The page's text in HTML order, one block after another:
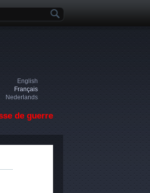
de recherche
English
Français
Nederlands
de guerre